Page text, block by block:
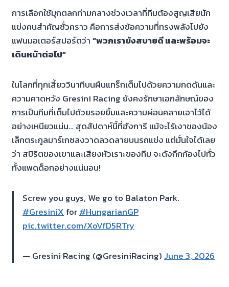
การเลือกใช้มุกตลกท่ามกลางช่วงเวลาที่ทีมต้องสูญเสียนัก
แข่งคนสำคัญชั่วคราว คือการส่งข้อความที่ทรงพลังไปยัง
แฟนมอเตอร์สปอร์ตว่า“พวกเรายังสบายดี และพร้อมจะ
เดินหน้าต่อไป”
ในโลกที่ทุกเสี้ยววินาทีบนผืนแทร็กเต็มไปด้วยความกดดันและ
ความคาดหวัง Gresini Racing ยังคงรักษาเอกลักษณ์ของ
การเป็นทีมที่เต็มไปด้วยรอยยิ้มและความผ่อนคลายเอาไว้ได้
อย่างเหนียวแน่น… สุดสัปดาห์นี้ที่ฮังการี แม้จะไร้เงาของน้อง
เล็กตระกูลมาร์เกซลงวาดลวดลายบนรถแข่ง แต่มั่นใจได้เลย
ว่า สปิริตของเขาและเสียงหัวเราะของทีม จะดังกึกก้องไปทั่ว
ทั้งแพดด็อกอย่างแน่นอน!
Screw you guys, We go to Balaton Park.
#GresiniX for#HungarianGP
pic.twitter.com/XoVfD5RTry
— Gresini Racing (@GresiniRacing) June 3, 2026